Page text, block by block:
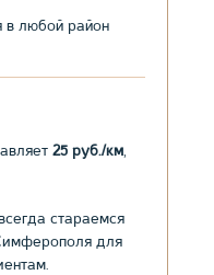
в любой район
25 руб./км
стараемся
для